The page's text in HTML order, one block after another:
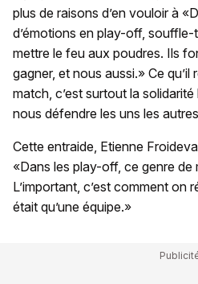
plus de raisons d’en vouloir à
d’émotions en play-off,
mettre le feu aux poudres. Ils
gagner, et nous aussi.» Ce
match, c’est surtout la
nous défendre les uns les
Cette entraide, Etienne
«Dans les play-off, ce genre de
L’important, c’est comment on
était qu’une équipe.»